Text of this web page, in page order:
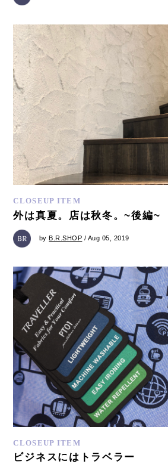
CLOSEUP ITEM
外は真夏。店は秋冬。~後編~
byB.R.SHOP / Aug 05, 2019
CLOSEUP ITEM
ビジネスにはトラベラー